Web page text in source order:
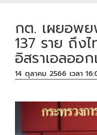
กต. เผยอพ
137 ราย ถึง
อิสราเอลออ
14 ตุลาคม 2566 เวลา